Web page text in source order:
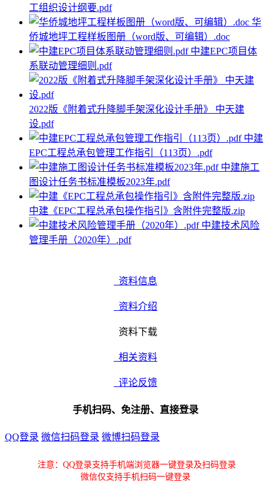
工组织设计纲要.pdf
华
侨城地坪工程样板图册（word版、可编辑）.doc
中建EPC项目体
系联动管理细则.pdf
2022版《附着式升降脚手架深化设计手册》 中天建
设.pdf
中建
EPC工程总承包管理工作指引（113页）.pdf
中建施工
图设计任务书标准模板2023年.pdf
中建《EPC工程总承包操作指引》含附件完整版.zip
中建技术风险
管理手册（2020年）.pdf
资料信息
资料介绍
资料下载
相关资料
评论反馈
手机扫码、免注册、直接登录
QQ登录 微信扫码登录 微博扫码登录
注意：QQ登录支持手机端浏览器一键登录及扫码登录
微信仅支持手机扫码一键登录